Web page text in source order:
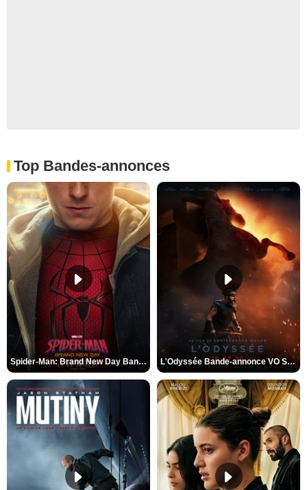
Top Bandes-annonces
Spider-Man: Brand New Day Bande-annonce VO STFR L'Odyssée Bande-annonce VO STFR